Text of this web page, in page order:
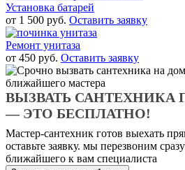
Установка батарей
от 1 500 руб. Оставить заявку
Ремонт унитаза
от 450 руб. Оставить заявку
ВЫЗВАТЬ САНТЕХНИКА
— ЭТО БЕСПЛАТНО!
Мастер-сантехник готов выехать
оставьте заявку. мы перезвоним
ближайшего к вам специалиста